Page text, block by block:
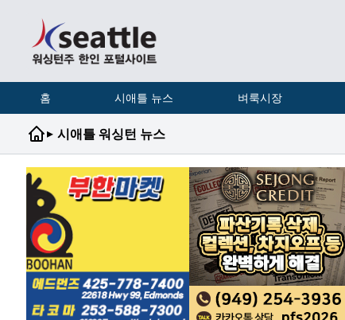
홈 시애틀 뉴스 벼룩시장
▸ 시애틀 워싱턴 뉴스